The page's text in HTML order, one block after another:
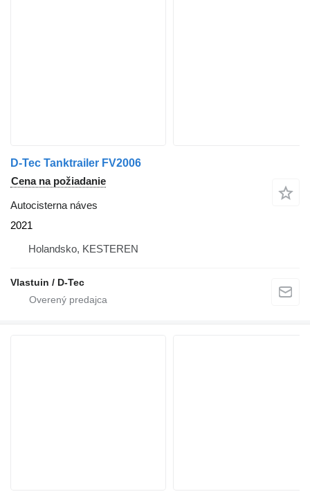
D-Tec Tanktrailer FV2006
Cena na požiadanie
Autocisterna náves
2021
Holandsko, KESTEREN
Vlastuin / D-Tec